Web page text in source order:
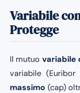
Variabile
Protegge
Il mutuo variabile
variabile
massimo (cap)